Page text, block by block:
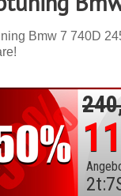
Bmw 7 740D
2t:7